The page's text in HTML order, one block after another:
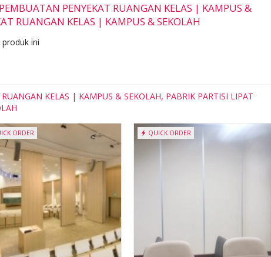
PENYEKAT RUANGAN KELAS | KAMPUS &
RUANGAN KELAS | KAMPUS & SEKOLAH
ini
KELAS | KAMPUS & SEKOLAH, PABRIK PARTISI LIPAT
ORDER QUICK ORDER